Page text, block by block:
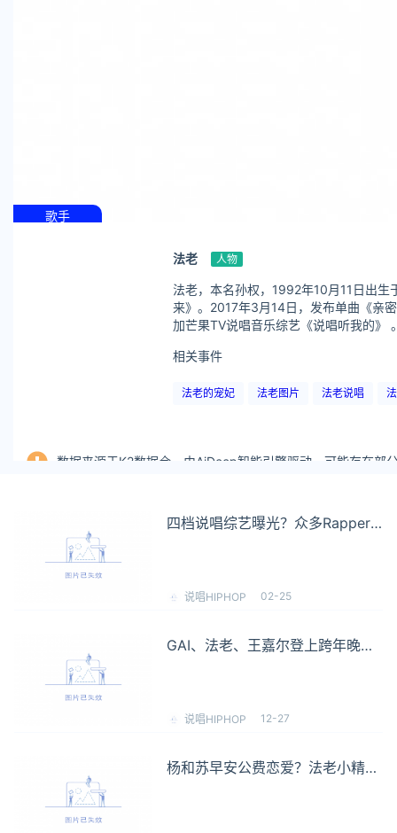
歌手
法老 人物
法老，本名孙权，1992年10月11日出生于浙江省海宁市 ，中国内地说唱歌手，说唱厂牌“活死人”创始人。 2016年，创立“活死人”说
来》。2017年3月14日，发布单曲《亲
相关事件
法老的宠妃 法老图片 法老说唱
数据来源于K2数据仓，由AiDeep智能引擎驱动，可能存在部
四档说唱综艺曝光？众多Rapper
说唱HIPHOP 02-25
GAI、法老、王嘉尔登上跨年晚
说唱HIPHOP 12-27
杨和苏早安公费恋爱？法老小精灵